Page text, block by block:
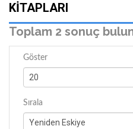
KITAPLARI
Toplam 2 sonuç
Göster
Sırala